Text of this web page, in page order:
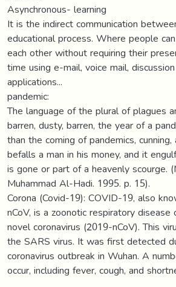
Asynchronous- learning
It is the indirect communication
educational process. Where people
each other without requiring their
time using e-mail, voice mail,
applications...
pandemic:
The language of the plural of plagues
barren, dusty, barren, the year of a
than the coming of pandemics,
befalls a man in his money, and it
is gone or part of a heavenly scourge.
Muhammad Al-Hadi. 1995. p. 15).
Corona (Covid-19): COVID-19, also
nCoV, is a zoonotic respiratory
novel coronavirus (2019-nCoV). This
the SARS virus. It was first detected
coronavirus outbreak in Wuhan. A
occur, including fever, cough, and